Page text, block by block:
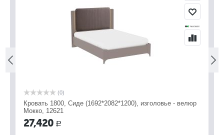
Кровать двуспальная Щара-180 "орех"